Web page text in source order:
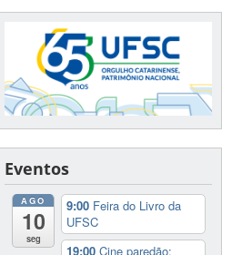
Eventos
AGO
10
seg
9:00 Feira do Livro da
UFSC
19:00Cine paredão: